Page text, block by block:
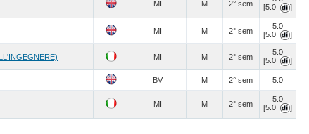
MI M 2° sem
[5.0
]
MI M 2° sem
5.0
[5.0
]
MI M 2° sem
5.0
[5.0
]
BV M 2° sem 5.0
MI M 2° sem
5.0
[5.0
]